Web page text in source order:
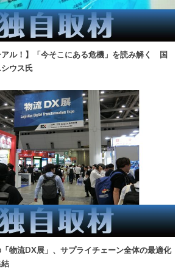
アル！】「今そこにある危機」を読み解く 国
ウス氏
「物流DX展」、サプライチェーン全体の最適化